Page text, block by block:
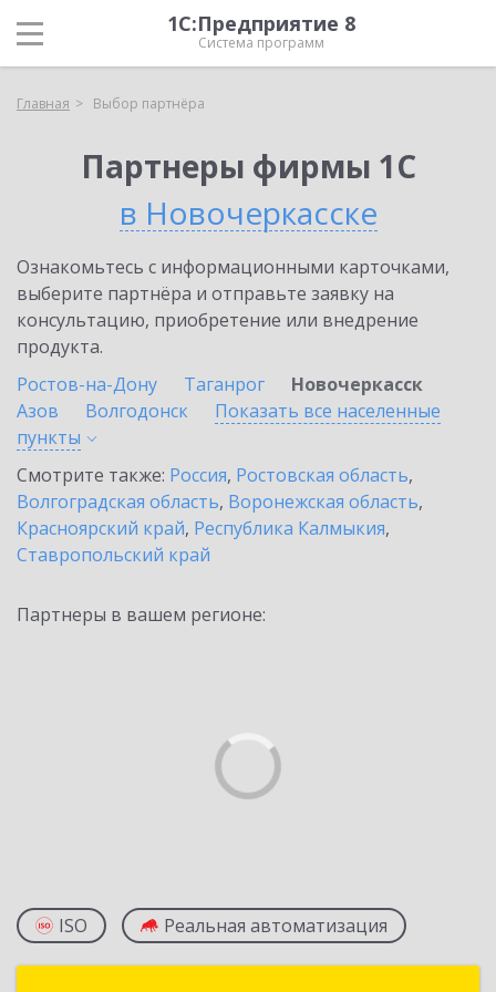
1С:Предприятие 8
Система программ
Главная Выбор партнёра
Партнеры фирмы 1С
в Новочеркасске
Ознакомьтесь с информационными карточками,
выберите партнёра и отправьте заявку на
консультацию, приобретение или внедрение
продукта.
Ростов-на-Дону
Таганрог
Новочеркасск
Азов
Волгодонск
Показать все населенные
пункты
Смотрите также: Россия, Ростовская область,
Волгоградская область, Воронежская область,
Красноярский край, Республика Калмыкия,
Ставропольский край
Партнеры в вашем регионе:
ISO Реальная автоматизация